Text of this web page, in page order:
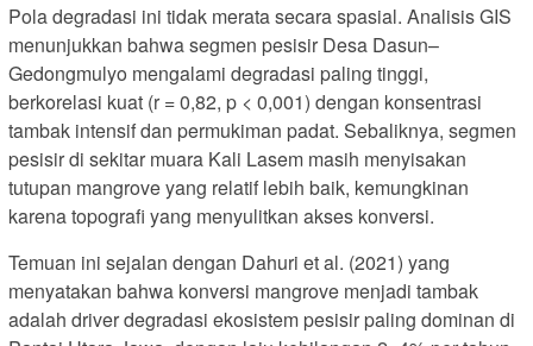
Pola degradasi ini tidak merata secara spasial. Analisis GIS
menunjukkan bahwa segmen pesisir Desa Dasun–
Gedongmulyo mengalami degradasi paling tinggi,
berkorelasi kuat (r = 0,82, p < 0,001) dengan konsentrasi
tambak intensif dan permukiman padat. Sebaliknya, segmen
pesisir di sekitar muara Kali Lasem masih menyisakan
tutupan mangrove yang relatif lebih baik, kemungkinan
karena topografi yang menyulitkan akses konversi.
Temuan ini sejalan dengan Dahuri et al. (2021) yang
menyatakan bahwa konversi mangrove menjadi tambak
adalah driver degradasi ekosistem pesisir paling dominan di